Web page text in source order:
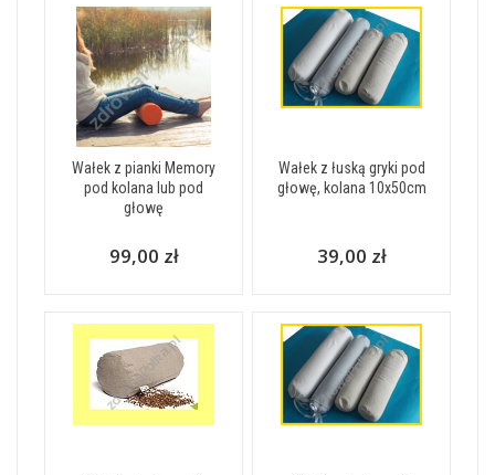
Wałek z pianki Memory
pod kolana lub pod
głowę
99,00 zł
Wałek z łuską gryki pod
głowę, kolana 10x50cm
39,00 zł